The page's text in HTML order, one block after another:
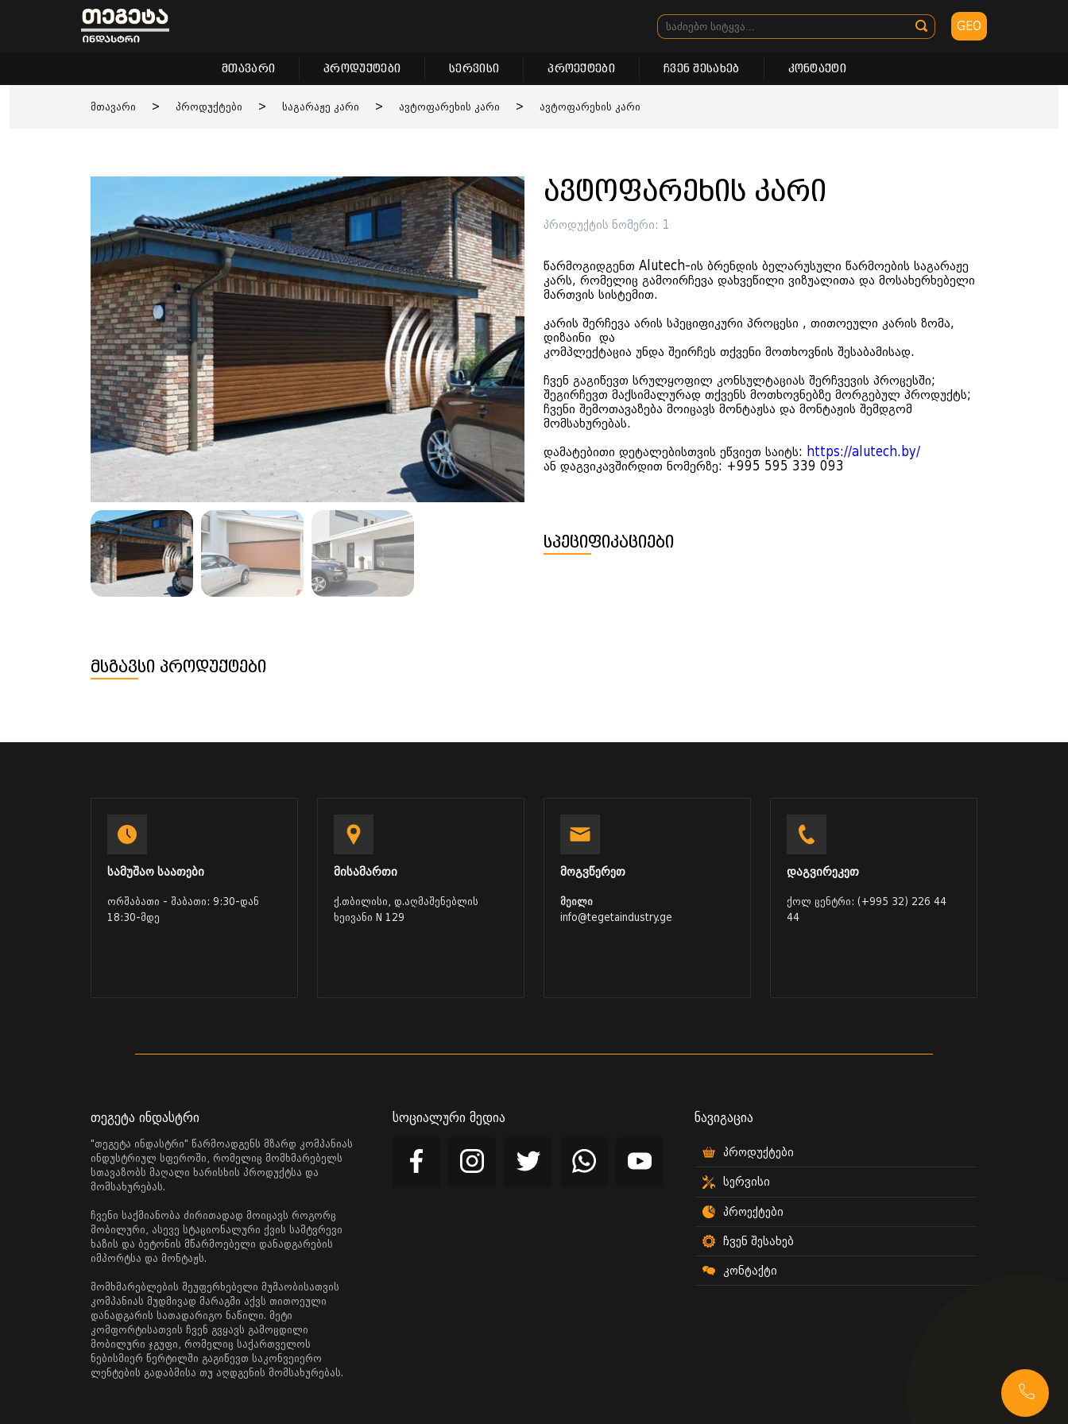
GEO
მთავარი პროდუქტები სერვისი პროექტები ჩვენ შესახებ კონტაქტი
მთავარი > პროდუქტები > საგარაჟე კარი > ავტოფარეხის კარი > ავტოფარეხის კარი
ავტოფარეხის კარი
პროდუქტის ნომერი: 1
წარმოგიდგენთ Alutech-ის ბრენდის ბელარუსული წარმოების საგარაჟე
კარს, რომელიც გამოირჩევა დახვეწილი ვიზუალითა და მოსახერხებელი
მართვის სისტემით.
კარის შერჩევა არის სპეციფიკური პროცესი , თითოეული კარის ზომა,
დიზაინი და
კომპლექტაცია უნდა შეირჩეს თქვენი მოთხოვნის შესაბამისად.
ჩვენ გაგიწევთ სრულყოფილ კონსულტაციას შერჩვევის პროცესში;
შეგირჩევთ მაქსიმალურად თქვენს მოთხოვნებზე მორგებულ პროდუქტს;
ჩვენი შემოთავაზება მოიცავს მონტაჟსა და მონტაჟის შემდგომ
მომსახურებას.
დამატებითი დეტალებისთვის ეწვიეთ საიტს: https://alutech.by/
ან დაგვიკავშირდით ნომერზე: +995 595 339 093
სპეციფიკაციები
მსგავსი პროდუქტები
სამუშაო საათები
ორშაბათი - შაბათი: 9:30-დან
18:30-მდე
მისამართი
ქ.თბილისი, დ.აღმაშენებლის
ხეივანი N 129
მოგვწერეთ
მეილი
info@tegetaindustry.ge
დაგვირეკეთ
ქოლ ცენტრი: (+995 32) 226 44
44
თეგეტა ინდასტრი
"თეგეტა ინდასტრი" წარმოადგენს მზარდ კომპანიას
ინდუსტრიულ სფეროში, რომელიც მომხმარებელს
სთავაზობს მაღალი ხარისხის პროდუქტსა და
მომსახურებას.
ჩვენი საქმიანობა ძირითადად მოიცავს როგორც
მობილური, ასევე სტაციონალური ქვის სამტვრევი
ხაზის და ბეტონის მწარმოებელი დანადგარების
იმპორტსა და მონტაჟს.
მომხმარებლების შეუფერხებელი მუშაობისათვის
კომპანიას მუდმივად მარაგში აქვს თითოეული
დანადგარის სათადარიგო ნაწილი. მეტი
კომფორტისათვის ჩვენ გვყავს გამოცდილი
მობილური ჯგუფი, რომელიც საქართველოს
ნებისმიერ წერტილში გაგიწევთ საკონვეიერო
ლენტების გადაბმისა თუ აღდგენის მომსახურებას.
სოციალური მედია ნავიგაცია
პროდუქტები
სერვისი
პროექტები
ჩვენ შესახებ
კონტაქტი